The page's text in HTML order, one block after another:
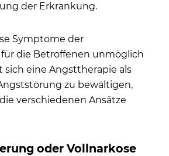
der Erkrankung.
Symptome der
für die Betroffenen unmöglich
sich eine Angsttherapie als
zu bewältigen,
verschiedenen Ansätze
oder Vollnarkose